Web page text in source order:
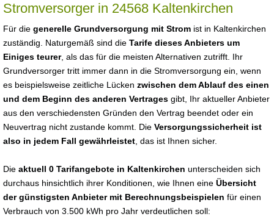
Stromversorger in 24568 Kaltenkirchen
Für die generelle Grundversorgung mit Strom ist in Kaltenkirchen
zuständig. Naturgemäß sind die Tarife dieses Anbieters um
Einiges teurer, als das für die meisten Alternativen zutrifft. Ihr
Grundversorger tritt immer dann in die Stromversorgung ein, wenn
es beispielsweise zeitliche Lücken zwischen dem Ablauf des einen
und dem Beginn des anderen Vertrages gibt, Ihr aktueller Anbieter
aus den verschiedensten Gründen den Vertrag beendet oder ein
Neuvertrag nicht zustande kommt. Die Versorgungssicherheit ist
also in jedem Fall gewährleistet , das ist Ihnen sicher.
Die aktuell 0 Tarifangebote in Kaltenkirchen unterscheiden sich
durchaus hinsichtlich ihrer Konditionen, wie Ihnen eine Übersicht
der günstigsten Anbieter mit Berechnungsbeispielen für einen
Verbrauch von 3.500 kWh pro Jahr verdeutlichen soll: